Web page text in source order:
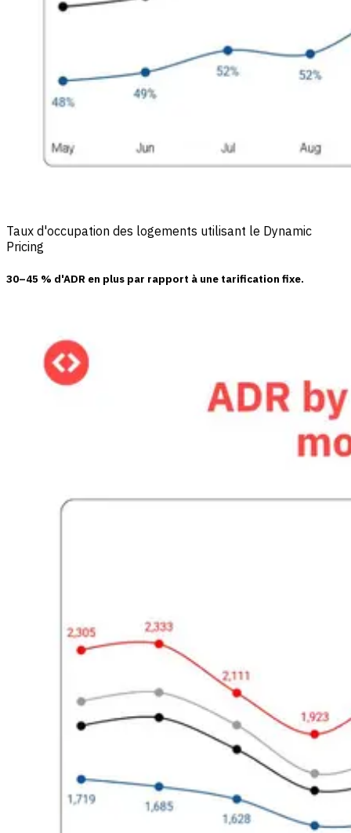
Taux d'occupation des logements utilisant le Dynamic
Pricing
30–45 % d'ADR en plus par rapport à une tarification fixe.